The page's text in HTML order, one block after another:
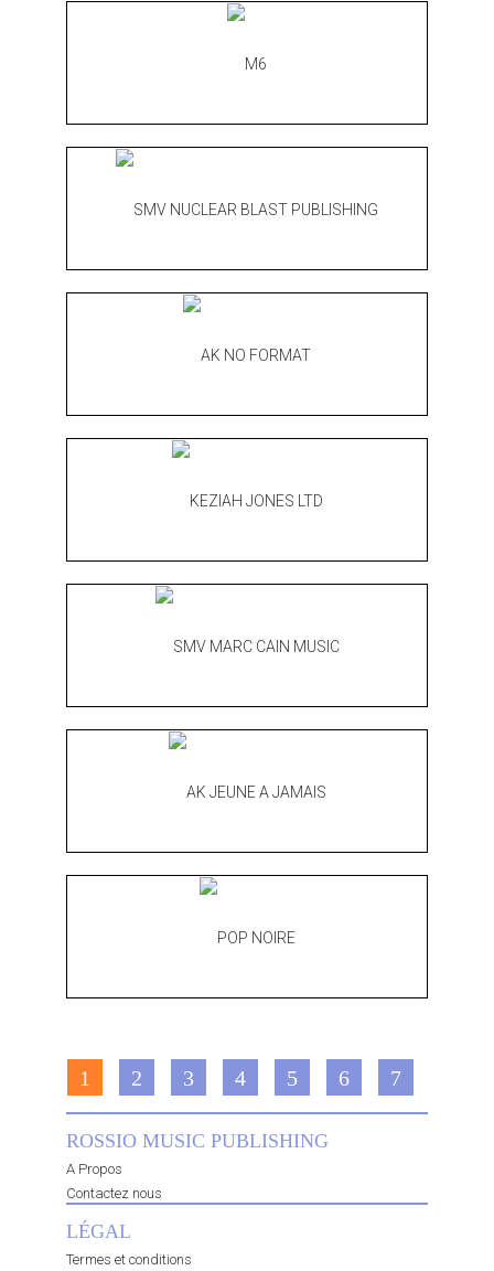
1 2 3 4 5 6 7
ROSSIO MUSIC PUBLISHING
A Propos
Contactez nous
LÉGAL
Termes et conditions